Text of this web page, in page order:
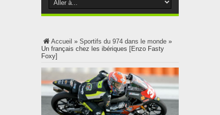
Accueil » Sportifs du 974 dans le monde »
Un français chez les ibériques [Enzo Fasty
Foxy]